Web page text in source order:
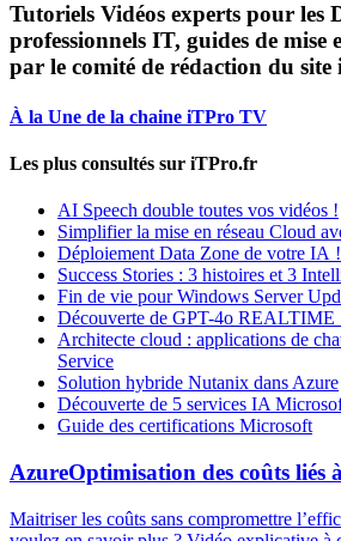
Tutoriels Vidéos experts pour les
professionnels IT, guides de mise
par le comité de rédaction du
À la Une de la chaine iTPro TV
Les plus consultés sur iTPro.fr
AI Speech double toutes vos vidéos !
Simplifier la mise en réseau Cloud
Déploiement Data Zone de votre IA !
Success Stories : 3 histoires et 3
Fin de vie pour Windows Server
Découverte de GPT-4o REALTIME
Architecte cloud : applications de
Service
Solution hybride Nutanix dans Azure
Découverte de 5 services IA
Guide des certifications Microsoft
AzureOptimisation des coûts liés
Maitriser les coûts sans compromettre